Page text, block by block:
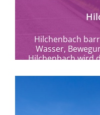
Hilchenbach
Wasser,
Hilchenbach wird